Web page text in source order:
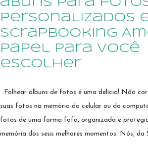
ábuns para
personalizados
scrapbooking
Papel para você
escolher
Folhear álbuns de fotos é uma delícia! Não
suas fotos na memória do celular ou do
fotos de uma forma fofa, organizada e
memória dos seus melhores momentos. Nós, da